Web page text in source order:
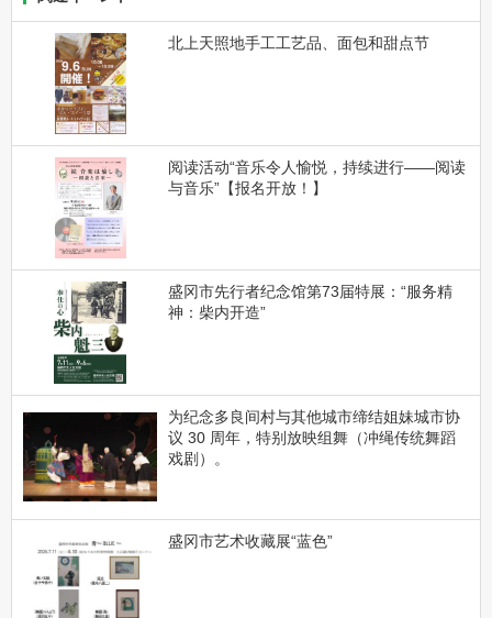
北上天照地手工工艺品、面包和甜点节
阅读活动“音乐令人愉悦，持续进行——阅读
与音乐”【报名开放！】
盛冈市先行者纪念馆第73届特展：“服务精
神：柴内开造”
为纪念多良间村与其他城市缔结姐妹城市协
议 30 周年，特别放映组舞（冲绳传统舞蹈
戏剧）。
盛冈市艺术收藏展“蓝色”